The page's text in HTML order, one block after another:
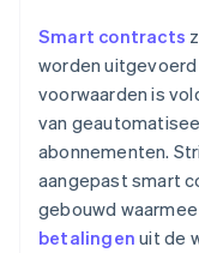
Smart contracts
worden
voorwaarden is
van
abonnementen.
aangepast smart
gebouwd
betalingen uit de